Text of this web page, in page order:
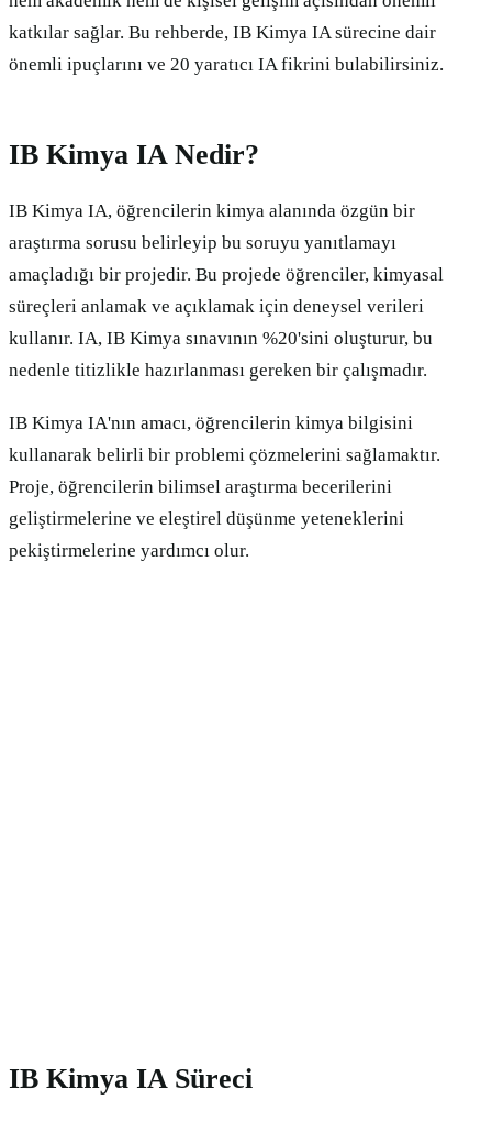
katkılar sağlar. Bu rehberde, IB Kimya IA sürecine dair
önemli ipuçlarını ve 20 yaratıcı IA fikrini bulabilirsiniz.
IB Kimya IA Nedir?
IB Kimya IA, öğrencilerin kimya alanında özgün bir
araştırma sorusu belirleyip bu soruyu yanıtlamayı
amaçladığı bir projedir. Bu projede öğrenciler, kimyasal
süreçleri anlamak ve açıklamak için deneysel verileri
kullanır. IA, IB Kimya sınavının %20'sini oluşturur, bu
nedenle titizlikle hazırlanması gereken bir çalışmadır.
IB Kimya IA'nın amacı, öğrencilerin kimya bilgisini
kullanarak belirli bir problemi çözmelerini sağlamaktır.
Proje, öğrencilerin bilimsel araştırma becerilerini
geliştirmelerine ve eleştirel düşünme yeteneklerini
pekiştirmelerine yardımcı olur.
IB Kimya IA Süreci